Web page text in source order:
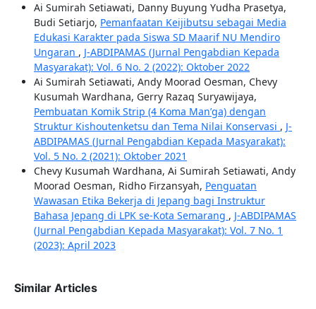
Ai Sumirah Setiawati, Danny Buyung Yudha Prasetya,
Budi Setiarjo, Pemanfaatan Keijibutsu sebagai Media
Edukasi Karakter pada Siswa SD Maarif NU Mendiro
Ungaran , J-ABDIPAMAS (Jurnal Pengabdian Kepada
Masyarakat): Vol. 6 No. 2 (2022): Oktober 2022
Ai Sumirah Setiawati, Andy Moorad Oesman, Chevy
Kusumah Wardhana, Gerry Razaq Suryawijaya,
Pembuatan Komik Strip (4 Koma Man’ga) dengan
Struktur Kishoutenketsu dan Tema Nilai Konservasi , J-
ABDIPAMAS (Jurnal Pengabdian Kepada Masyarakat):
Vol. 5 No. 2 (2021): Oktober 2021
Chevy Kusumah Wardhana, Ai Sumirah Setiawati, Andy
Moorad Oesman, Ridho Firzansyah, Penguatan
Wawasan Etika Bekerja di Jepang bagi Instruktur
Bahasa Jepang di LPK se-Kota Semarang , J-ABDIPAMAS
(Jurnal Pengabdian Kepada Masyarakat): Vol. 7 No. 1
(2023): April 2023
Similar Articles